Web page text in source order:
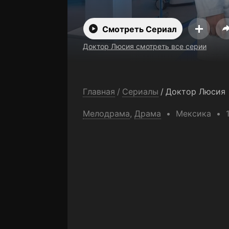
Смотреть Сериал
Доктор Люсия смотреть все серии
Главная / Сериалы / Доктор Люсия
Мелодрама, Драма Мексика